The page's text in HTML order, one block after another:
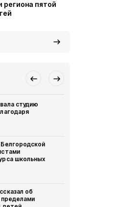
региона пятой
студию
школьных
об
пределами